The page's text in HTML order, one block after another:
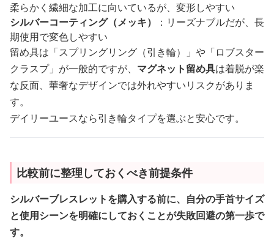
柔らかく繊細な加工に向いているが、変形しやすい
シルバーコーティング（メッキ）
：リーズナブルだが、長
期使用で変色しやすい
留め具は「スプリングリング（引き輪）」や「ロブスター
クラスプ」が一般的ですが、 マグネット留め具は着脱が楽
な反面、華奢なデザインでは外れやすいリスクがありま
す。
デイリーユースなら引き輪タイプを選ぶと安心です。
比較前に整理しておくべき前提条件
シルバーブレスレットを購入する前に、自分の手首サイズ
と使用シーンを明確にしておくことが失敗回避の第一歩で
す。